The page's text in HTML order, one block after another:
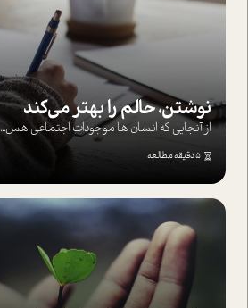
نوشتن، حالم را بهتر می‌کند
از آنجایی که انسان ها موجودات اجتماعی هس...
5 دقیقه مطالعه